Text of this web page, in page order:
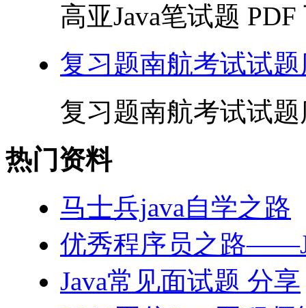
高亚Java笔试题 PDF
复习题南航考试试
复习题南航考试试
热门资料
马士兵java自学之路
优秀程序员之路
Java常见面试题 分享